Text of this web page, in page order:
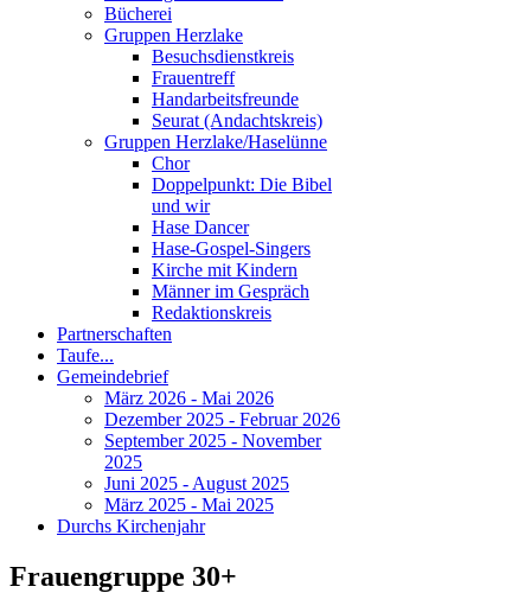
Bücherei
Gruppen Herzlake
Besuchsdienstkreis
Frauentreff
Handarbeitsfreunde
Seurat (Andachtskreis)
Gruppen Herzlake/Haselünne
Chor
Doppelpunkt: Die Bibel
und wir
Hase Dancer
Hase-Gospel-Singers
Kirche mit Kindern
Männer im Gespräch
Redaktionskreis
Partnerschaften
Taufe...
Gemeindebrief
März 2026 - Mai 2026
Dezember 2025 - Februar 2026
September 2025 - November
2025
Juni 2025 - August 2025
März 2025 - Mai 2025
Durchs Kirchenjahr
Frauengruppe 30+